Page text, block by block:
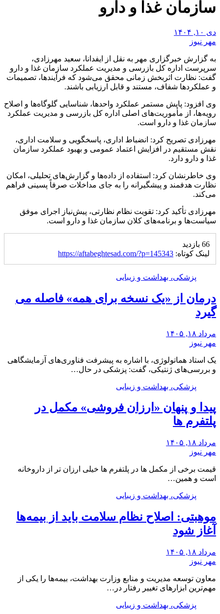
سازمان غذا و دارو
دی ۱۰, ۱۴۰۴
مهر نیوز
به گزارش خبرگزاری مهر به نقل از ایفدانا، سعید مهرزادی،
سرپرست اداره کل بازرسی و مدیریت عملکرد سازمان غذا و دارو
گفت: نظارت اثربخش زمانی محقق می‌شود که فرآیندها، تصمیمات
و عملکردها شفاف، مستند و قابل ارزیابی باشند.
وی افزود: پایش مستمر عملکرد واحدها، شناسایی گلوگاه‌ها و اصلاح
رویه‌ها، از مأموریت‌های اصلی اداره کل بازرسی و مدیریت عملکرد
سازمان غذا و دارو است.
مهرزادی تصریح کرد: انضباط اداری، پاسخگویی و سلامت اداری،
نقش مستقیم در افزایش اعتماد عمومی و بهبود عملکرد سازمان
غذا و دارو دارد.
وی خاطرنشان کرد: استفاده از داده‌ها و گزارش‌های تحلیلی، امکان
نظارت هدفمند و پیشگیرانه را به جای مداخلات صرفاً پسینی فراهم
می‌کند.
مهرزادی تأکید کرد: تقویت نظام نظارتی، پیش‌نیاز اجرای موفق
سیاست‌ها و برنامه‌های کلان سازمان غذا و دارو است.
66 بازدید
لینک کوتاه: https://aftabeghtesad.com/?p=145343
پزشکی، بهداشت و زیبایی
درمان از «یک نسخه برای همه» فاصله می
گیرد
مرداد ۱۸, ۱۴۰۵
مهر نیوز
یک استاد هماتولوژی، با اشاره به پیشرفت فناوری‌های آزمایشگاهی
و بررسی‌های ژنتیکی، گفت: پزشکی در حال…
پزشکی، بهداشت و زیبایی
پیدا و پنهان «ارزان فروشی» مکمل در
پلتفرم ها
مرداد ۱۸, ۱۴۰۵
مهر نیوز
قیمت برخی از مکمل ها در پلتفرم ها خیلی ارزان تر از داروخانه
است و همین…
پزشکی، بهداشت و زیبایی
موهبتی: اصلاح نظام سلامت باید از بیمه‌ها
آغاز شود
مرداد ۱۸, ۱۴۰۵
مهر نیوز
معاون توسعه مدیریت و منابع وزارت بهداشت، بیمه‌ها را یکی از
مهم‌ترین ابزارهای تغییر رفتار در…
پزشکی، بهداشت و زیبایی